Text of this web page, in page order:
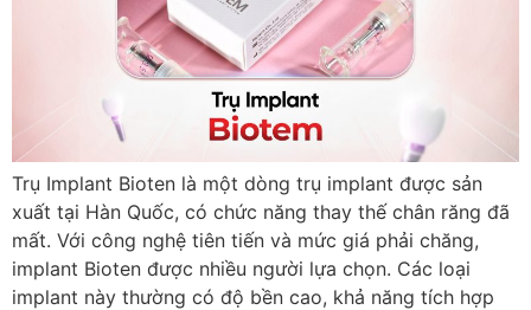
Trụ Implant Bioten là một dòng trụ implant được sản
xuất tại Hàn Quốc, có chức năng thay thế chân răng đã
mất. Với công nghệ tiên tiến và mức giá phải chăng,
implant Bioten được nhiều người lựa chọn. Các loại
implant này thường có độ bền cao, khả năng tích hợp